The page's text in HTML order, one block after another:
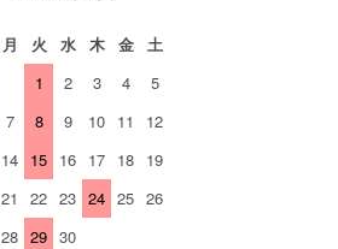
月 火 水 木 金
土
1
2 3 4
5
7 8 9 10 11
12
14 15 16 17 18 19
21 22 23 24 25 26
28 29 30